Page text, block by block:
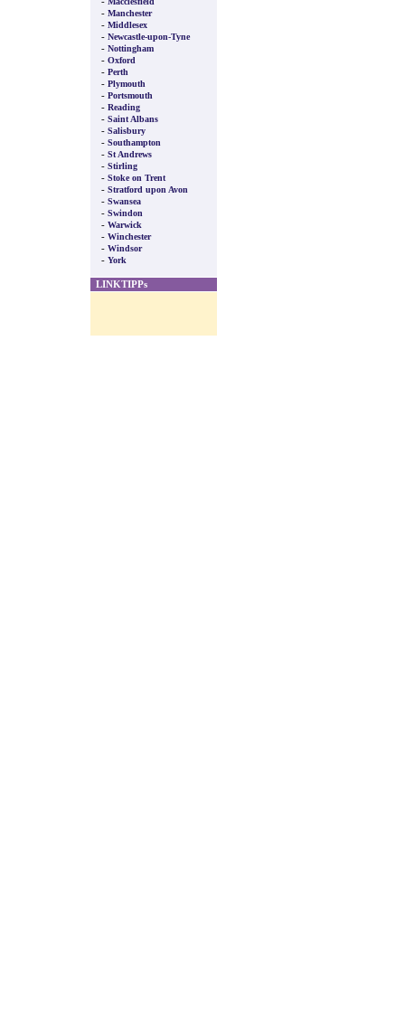
- Manchester
- Middlesex
- Newcastle-upon-Tyne
- Nottingham
- Oxford
- Perth
- Plymouth
- Portsmouth
- Reading
- Saint Albans
- Salisbury
- Southampton
- St Andrews
- Stirling
- Stoke on Trent
- Stratford upon Avon
- Swansea
- Swindon
- Warwick
- Winchester
- Windsor
- York
LINKTIPPs